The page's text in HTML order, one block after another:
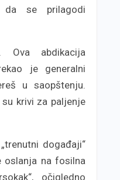
da se prilagodi
Ova abdikacija
je generalni
u saopštenju.
krivi za paljenje
događaji“
oslanja na fosilna
očigledno